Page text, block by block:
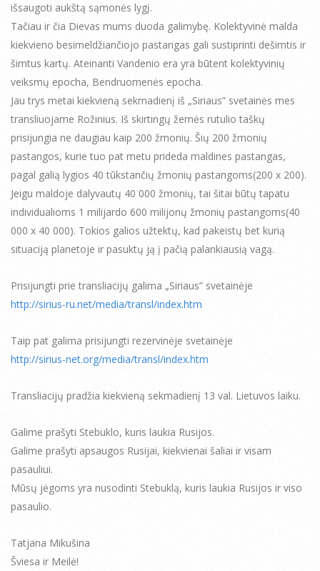
išsaugoti aukštą sąmonės lygį.
Tačiau ir čia Dievas mums duoda galimybę. Kolektyvinė malda
kiekvieno besimeldžiančiojo pastangas gali sustiprinti dešimtis ir
šimtus kartų. Ateinanti Vandenio era yra būtent kolektyvinių
veiksmų epocha, Bendruomenės epocha.
Jau trys metai kiekvieną sekmadienį iš „Siriaus” svetainės mes
transliuojame Rožinius. Iš skirtingų žemės rutulio taškų
prisijungia ne daugiau kaip 200 žmonių. Šių 200 žmonių
pastangos, kurie tuo pat metu prideda maldines pastangas,
pagal galią lygios 40 tūkstančių žmonių pastangoms(200 х 200).
Jeigu maldoje dalyvautų 40 000 žmonių, tai šitai būtų tapatu
individualioms 1 milijardo 600 milijonų žmonių pastangoms(40
000 х 40 000). Tokios galios užtektų, kad pakeistų bet kurią
situaciją planetoje ir pasuktų ją į pačią palankiausią vagą.
Prisijungti prie transliacijų galima „Siriaus” svetainėje
http://sirius-ru.net/media/transl/index.htm
Taip pat galima prisijungti rezervinėje svetainėje
http://sirius-net.org/media/transl/index.htm
Transliacijų pradžia kiekvieną sekmadienį 13 val. Lietuvos laiku.
Galime prašyti Stebuklo, kuris laukia Rusijos.
Galime prašyti apsaugos Rusijai, kiekvienai šaliai ir visam
pasauliui.
Mūsų jėgoms yra nusodinti Stebuklą, kuris laukia Rusijos ir viso
pasaulio.
Tatjana Mikušina
Šviesa ir Meilė!